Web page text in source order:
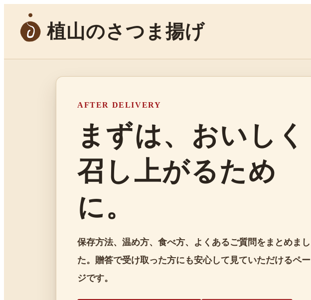
植山のさつま揚げ
AFTER DELIVERY
まずは、おいしく
召し上がるため
に。
保存方法、温め方、食べ方、よくあるご質問をまとめまし
た。贈答で受け取った方にも安心して見ていただけるペー
ジです。